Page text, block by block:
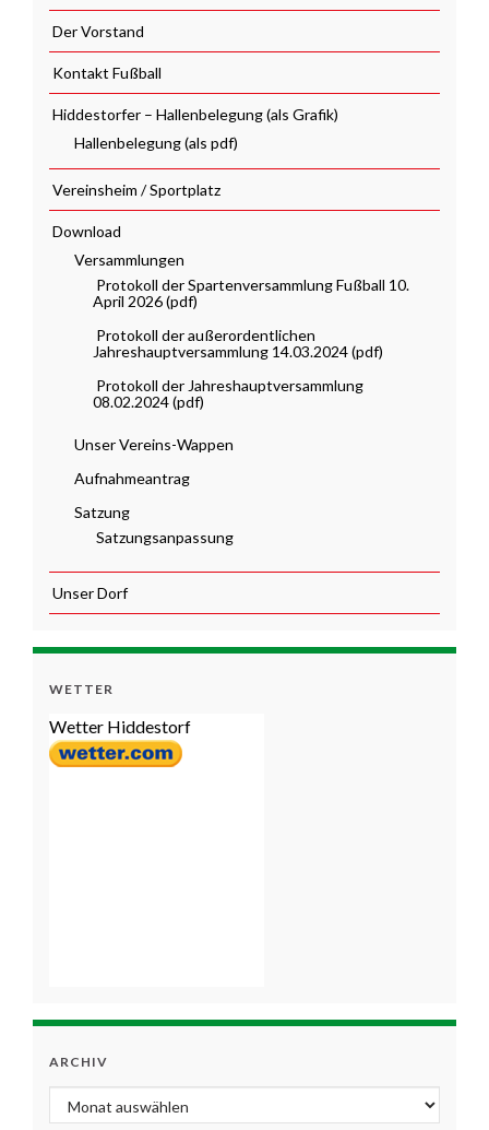
Der Vorstand
Kontakt Fußball
Hiddestorfer – Hallenbelegung (als Grafik)
Hallenbelegung (als pdf)
Vereinsheim / Sportplatz
Download
Versammlungen
Protokoll der Spartenversammlung Fußball 10.
April 2026 (pdf)
Protokoll der außerordentlichen
Jahreshauptversammlung 14.03.2024 (pdf)
Protokoll der Jahreshauptversammlung
08.02.2024 (pdf)
Unser Vereins-Wappen
Aufnahmeantrag
Satzung
Satzungsanpassung
Unser Dorf
WETTER
Wetter Hiddestorf
ARCHIV
Archiv